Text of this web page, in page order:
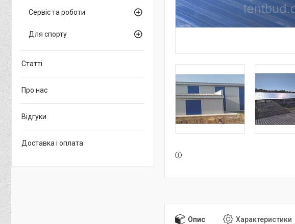
Опис Характеристики
Сервіс та роботи
Для спорту
Статті
Про нас
Відгуки
Доставка і оплата